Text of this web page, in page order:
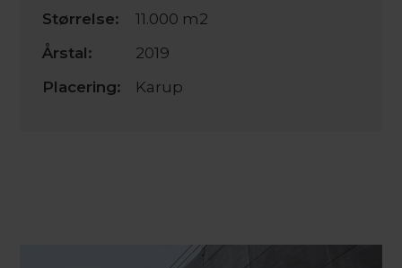
Størrelse:
11.000 m2
Årstal:
2019
Placering:
Karup